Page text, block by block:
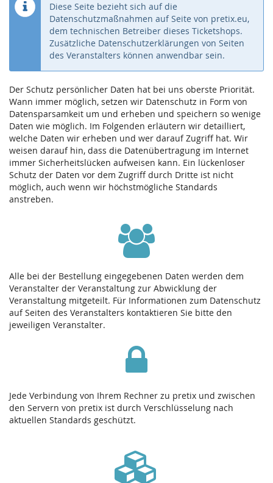
Diese Seite bezieht sich auf die
Datenschutzmaßnahmen auf Seite von pretix.eu,
dem technischen Betreiber dieses Ticketshops.
Zusätzliche Datenschutzerklärungen von Seiten
des Veranstalters können anwendbar sein.
Der Schutz persönlicher Daten hat bei uns oberste Priorität.
Wann immer möglich, setzen wir Datenschutz in Form von
Datensparsamkeit um und erheben und speichern so wenige
Daten wie möglich. Im Folgenden erläutern wir detailliert,
welche Daten wir erheben und wer darauf Zugriff hat. Wir
weisen darauf hin, dass die Datenübertragung im Internet
immer Sicherheitslücken aufweisen kann. Ein lückenloser
Schutz der Daten vor dem Zugriff durch Dritte ist nicht
möglich, auch wenn wir höchstmögliche Standards
anstreben.
Alle bei der Bestellung eingegebenen Daten werden dem
Veranstalter der Veranstaltung zur Abwicklung der
Veranstaltung mitgeteilt. Für Informationen zum Datenschutz
auf Seiten des Veranstalters kontaktieren Sie bitte den
jeweiligen Veranstalter.
Jede Verbindung von Ihrem Rechner zu pretix und zwischen
den Servern von pretix ist durch Verschlüsselung nach
aktuellen Standards geschützt.